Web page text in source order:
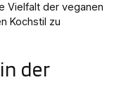
Vielfalt der veganen
Kochstil zu
der